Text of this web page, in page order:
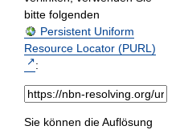
bitte folgenden
Persistent Uniform
Resource Locator (PURL)
:
Sie können die Auflösung